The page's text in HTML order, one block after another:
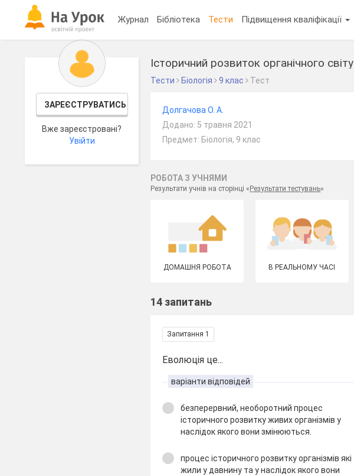
Журнал Бібліотека Тести Підвищення кваліфікації
ЗАРЕЄСТРУВАТИСЬ
Вже зареєстровані?
Увійти
Історичний розвиток органічного світу
Тести Біологія 9 клас Тест
Долгачова О. А.
Додано: 5 травня 2021
Предмет: Біологія, 9 клас
РОБОТА З УЧНЯМИ
Результати учнів на сторінці « Результати тестувань»
ДОМАШНЯ РОБОТА В РЕАЛЬНОМУ ЧАСІ
14 запитань
Запитання 1
Еволюція це...
варіанти відповідей
безперервний, необоротний процес
історичного розвитку живих організмів у
наслідок якого вони змінюються.
процес історичного розвитку організмів які
жили у давнину та у наслідок якого вони